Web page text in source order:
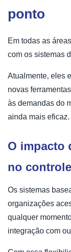
ponto
Em todas as
com os sistemas
Atualmente, eles
novas
às demandas do
ainda mais eficaz.
O impacto
no
Os sistemas
organizações
qualquer
integração com